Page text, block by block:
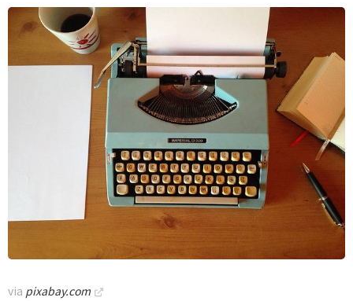
via pixabay.com